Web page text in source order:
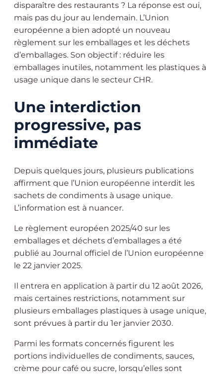
disparaître des restaurants ? La réponse est oui,
mais pas du jour au lendemain. L’Union
européenne a bien adopté un nouveau
règlement sur les emballages et les déchets
d’emballages. Son objectif : réduire les
emballages inutiles, notamment les plastiques à
usage unique dans le secteur CHR.
Une interdiction
progressive, pas
immédiate
Depuis quelques jours, plusieurs publications
affirment que l’Union européenne interdit les
sachets de condiments à usage unique.
L’information est à nuancer.
Le règlement européen 2025/40 sur les
emballages et déchets d’emballages a été
publié au Journal officiel de l’Union européenne
le 22 janvier 2025.
Il entrera en application à partir du 12 août 2026,
mais certaines restrictions, notamment sur
plusieurs emballages plastiques à usage unique,
sont prévues à partir du 1er janvier 2030.
Parmi les formats concernés figurent les
portions individuelles de condiments, sauces,
crème pour café ou sucre, lorsqu’elles sont